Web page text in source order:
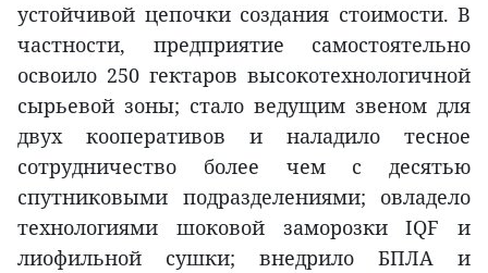
устойчивой цепочки создания стоимости. В
частности, предприятие самостоятельно
освоило 250 гектаров высокотехнологичной
сырьевой зоны; стало ведущим звеном для
двух кооперативов и наладило тесное
сотрудничество более чем с десятью
спутниковыми подразделениями; овладело
технологиями шоковой заморозки IQF и
лиофильной сушки; внедрило БПЛА и